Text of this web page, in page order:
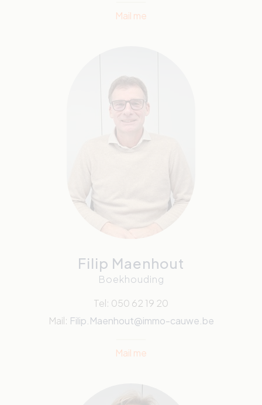
Mail me
Filip Maenhout
Boekhouding
Tel: 050 62 19 20
Mail: Filip.Maenhout@immo-cauwe.be
Mail me